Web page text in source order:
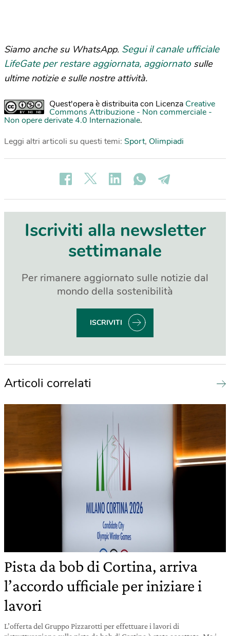
Siamo anche su WhatsApp. Segui il canale ufficiale
LifeGate per restare aggiornata, aggiornato sulle
ultime notizie e sulle nostre attività.
Quest'opera è distribuita con Licenza Creative
Commons Attribuzione - Non commerciale -
Non opere derivate 4.0 Internazionale.
Leggi altri articoli su questi temi: Sport, Olimpiadi
Iscriviti alla newsletter
settimanale
Per rimanere aggiornato sulle notizie dal
mondo della sostenibilità
ISCRIVITI
Articoli correlati
Pista da bob di Cortina, arriva
l’accordo ufficiale per iniziare i
lavori
L’offerta del Gruppo Pizzarotti per effettuare i lavori di